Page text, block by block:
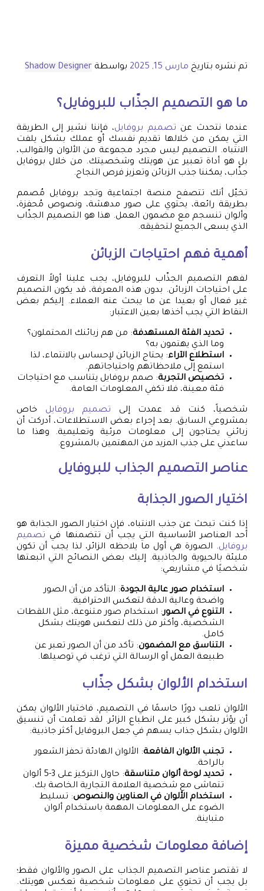
تم نشره بتاريخ مارس 15, 2025 بواسطة Shadow Designer
ما هو التصميم الجذّاب للبروفايل؟
عندما نتحدث عن تصميم بروفايل، فإننا نشير إلى الطريقة
التي يمكن من خلالها تقديم نفسك أو عملك بشكل يلفت
الانتباه. التصميم ليس مجرد مجموعة من الألوان والقوالب،
بل هو أداة تعبير عن هويتك وشخصيتك. من خلال بروفايل
جذّاب، يمكننا جذب الزبائن وتعزيز فرص النجاح.
تخيّل أنك تتصفح منصة اجتماعية وتجد بروفايل مُصمم
بطريقة رائعة، يحتوي على صور مدهشة، ونصوص مُحفزة،
وألوان تنسجم مع مضمون العمل. هذا هو التصميم الجذّاب
الذي يسعى الجميع لتحقيقه.
أهمية فهم احتياجات الزبائن
لفهم التصميم الجذّاب للبروفايل، يجب علينا أولاً التعرف
على احتياجات الزبائن. بدون هذه المعرفة، قد يكون التصميم
غير فعال أو بعيدا عن ما يبحث عنه العملاء. إليكم بعض
النقاط التي يجب أخذها بعين الاعتبار:
تحديد الفئة المستهدفة: من هم زبائنك المحتملون؟
وما الذي يهتمون به؟
استطلاع الآراء: يحتاج الزبائن لإحساس بالانتماء، لذا
استمع إلى ملاحظاتهم واحتياجاتهم.
تخصيص التجربة: صمم بروفايل يتناسب مع احتياجات
فئة معينة، فلا تكفي المعلومات العامة.
شخصياً، كنت قد عمدت إلى تصميم بروفايل خاص
بمشروعي السابق. بعد إجراء بعض الاستطلاعات، أدركت أن
زبائني يحتاجون إلى معلومات مرئية وتعليمية. وهذا ما
ساعدني على جذب المزيد من المهتمين بالمشروع.
عناصر التصميم الجذاب للبروفايل
اختيار الصور الجذابة
إذا كنت تبحث عن جذب الانتباه، فإن اختيار الصور الجذابة هو
أحد العناصر الأساسية التي يجب أن تتضمنها في تصميم
بروفايل. الصورة هي أول ما يلاحظه الزائر، لذا يجب أن تكون
مليئة بالحيوية والجاذبية. إليك بعض النصائح التي اتبعتها
شخصيًا في مشاريعي:
استخدام صور عالية الجودة: التأكد من أن الصور
واضحة وعالية الدقة لتعكس الاحترافية.
التنوع في الصور: استخدام صور متنوعة، مثل اللقطات
الشخصية، وأكثر من ذلك لتعكس هويتك بشكل
كامل.
التناسق مع المضمون: تأكد من أن الصور تعبر عن
طبيعة العمل أو الرسالة التي ترغب في توصيلها.
استخدام الألوان بشكل جذّاب
الألوان تلعب دورًا حاسمًا في التصميم، فاختيار الألوان يمكن
أن يؤثر بشكل كبير على انطباع الزائر. لقد تعلمت أن تنسيق
الألوان بشكل جذاب يسهم في جعل البروفايل أكثر جاذبية:
تجنب الألوان الفاقعة: الألوان الهادئة تحفز الشعور
بالراحة.
تحديد لوحة ألوان متناسقة
: حاول التركيز على 3-5 ألوان
تتماشى مع شخصية العلامة التجارية الخاصة بك.
استخدام الألوان في العناوين والنصوص: تسليط
الضوء على المعلومات المهمة باستخدام ألوان
متباينة.
إضافة معلومات شخصية مميزة
لا تقتصر عناصر التصميم الجذاب على الصور والألوان فقط؛
بل يجب أن تحتوي على معلومات شخصية تعكس هويتك.